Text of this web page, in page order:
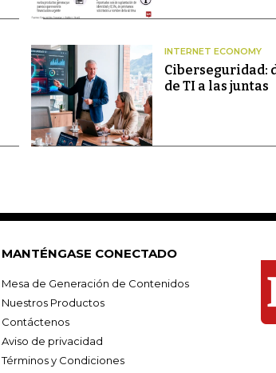
INTERNET ECONOMY
Ciberseguridad:
de TI a las juntas
MANTÉNGASE CONECTADO
Mesa de Generación de Contenidos
Nuestros Productos
Contáctenos
Aviso de privacidad
Términos y Condiciones